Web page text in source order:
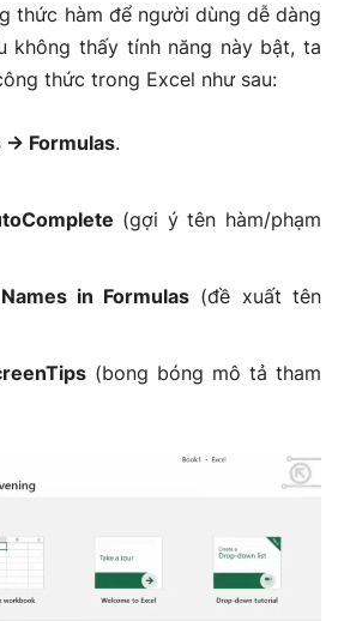
thức hàm để người dùng dễ dàng
không thấy tính năng này bật, ta
thức trong Excel như sau:
→ Formulas.
(gợi ý tên hàm/phạm
in Formulas (đề xuất tên
(bong bóng mô tả tham